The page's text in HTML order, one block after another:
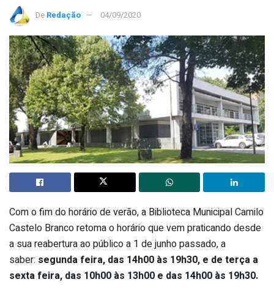
De Redação 04/09/2020
Com o fim do horário de verão, a Biblioteca Municipal Camilo
Castelo Branco retoma o horário que vem praticando desde
a sua reabertura ao público a 1 de junho passado, a
saber: segunda feira, das 14h00 às 19h30, e de terça a
sexta feira, das 10h00 às 13h00 e das 14h00 às 19h30.